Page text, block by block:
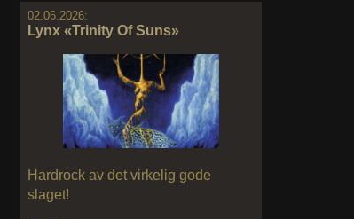
02.06.2026:
Lynx «Trinity Of Suns»
Hardrock av det virkelig gode
slaget!